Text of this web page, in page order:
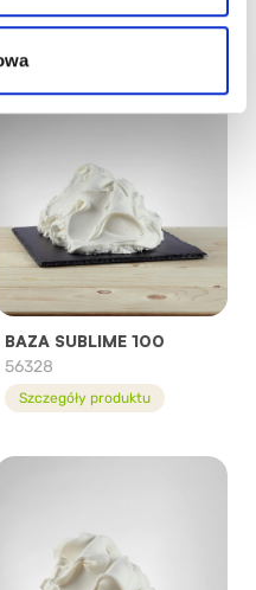
92208
BAZA SUBLIME 100
56328
Szczegóły produktu